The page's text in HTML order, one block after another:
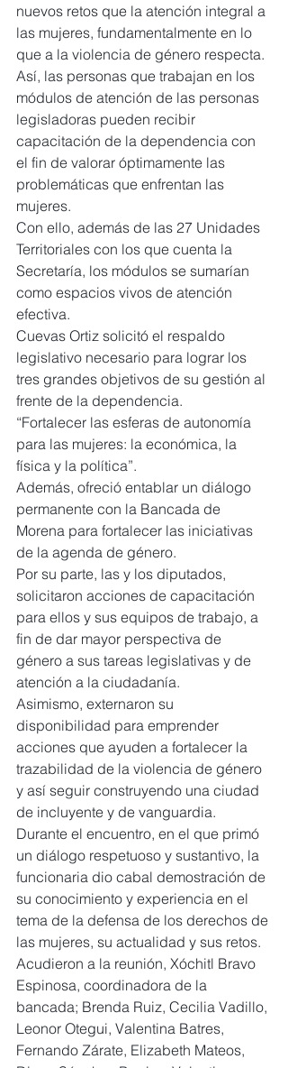
nuevos retos que la atención integral a
las mujeres, fundamentalmente en lo
que a la violencia de género respecta.
Así, las personas que trabajan en los
módulos de atención de las personas
legisladoras pueden recibir
capacitación de la dependencia con
el fin de valorar óptimamente las
problemáticas que enfrentan las
mujeres.
Con ello, además de las 27 Unidades
Territoriales con los que cuenta la
Secretaría, los módulos se sumarían
como espacios vivos de atención
efectiva.
Cuevas Ortiz solicitó el respaldo
legislativo necesario para lograr los
tres grandes objetivos de su gestión al
frente de la dependencia.
“Fortalecer las esferas de autonomía
para las mujeres: la económica, la
física y la política”.
Además, ofreció entablar un diálogo
permanente con la Bancada de
Morena para fortalecer las iniciativas
de la agenda de género.
Por su parte, las y los diputados,
solicitaron acciones de capacitación
para ellos y sus equipos de trabajo, a
fin de dar mayor perspectiva de
género a sus tareas legislativas y de
atención a la ciudadanía.
Asimismo, externaron su
disponibilidad para emprender
acciones que ayuden a fortalecer la
trazabilidad de la violencia de género
y así seguir construyendo una ciudad
de incluyente y de vanguardia.
Durante el encuentro, en el que primó
un diálogo respetuoso y sustantivo, la
funcionaria dio cabal demostración de
su conocimiento y experiencia en el
tema de la defensa de los derechos de
las mujeres, su actualidad y sus retos.
Acudieron a la reunión, Xóchitl Bravo
Espinosa, coordinadora de la
bancada; Brenda Ruiz, Cecilia Vadillo,
Leonor Otegui, Valentina Batres,
Fernando Zárate, Elizabeth Mateos,